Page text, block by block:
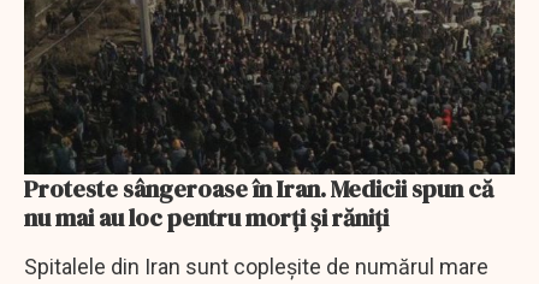
Proteste sângeroase în Iran. Medicii spun că
nu mai au loc pentru morți și răniți
Spitalele din Iran sunt copleșite de numărul mare